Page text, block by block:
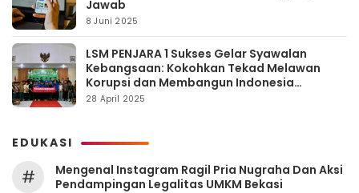
Jawab
8 Juni 2025
LSM PENJARA 1 Sukses Gelar Syawalan
Kebangsaan: Kokohkan Tekad Melawan
Korupsi dan Membangun Indonesia
Berintegritas
28 April 2025
EDUKASI
#
Mengenal Instagram Ragil Pria Nugraha Dan Aksi
Pendampingan Legalitas UMKM Bekasi